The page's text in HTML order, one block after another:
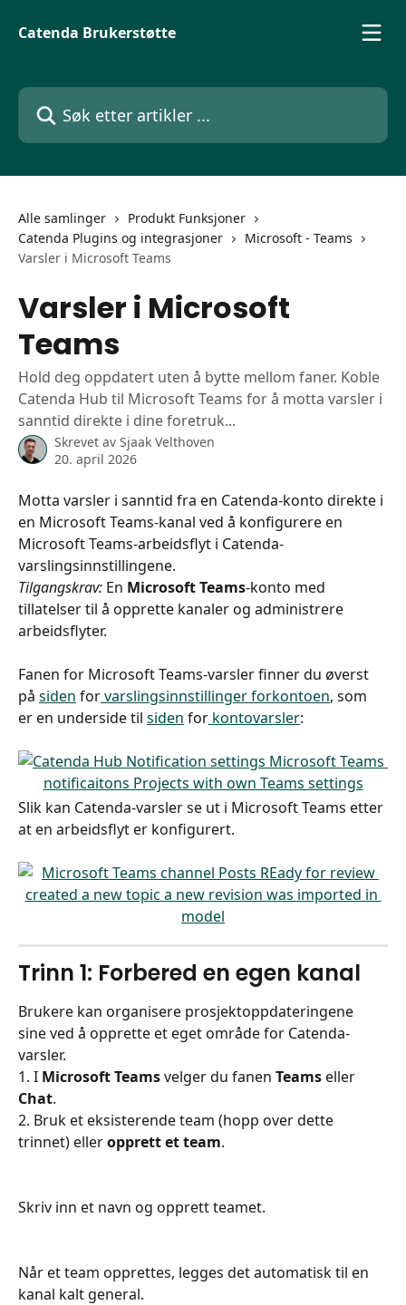
Catenda Brukerstøtte
Søk etter artikler ...
Alle samlinger
Produkt Funksjoner
Catenda Plugins og integrasjoner
Microsoft - Teams
Varsler i Microsoft Teams
Varsler i Microsoft
Teams
Hold deg oppdatert uten å bytte mellom faner. Koble
Catenda Hub til Microsoft Teams for å motta varsler i
sanntid direkte i dine foretruk...
Skrevet av Sjaak Velthoven
20. april 2026
Motta varsler i sanntid fra en Catenda-konto direkte i
en Microsoft Teams-kanal ved å konfigurere en
Microsoft Teams-arbeidsflyt i Catenda-
varslingsinnstillingene.
Tilgangskrav: En Microsoft Teams-konto med
tillatelser til å opprette kanaler og administrere
arbeidsflyter.
Fanen for Microsoft Teams-varsler finner du øverst
på siden for varslingsinnstillinger forkontoen, som
er en underside til siden for kontovarsler:
Slik kan Catenda-varsler se ut i Microsoft Teams etter
at en arbeidsflyt er konfigurert.
Trinn 1: Forbered en egen kanal
Brukere kan organisere prosjektoppdateringene
sine ved å opprette et eget område for Catenda-
varsler.
1. I Microsoft Teams velger du fanen Teams eller
Chat.
2. Bruk et eksisterende team (hopp over dette
trinnet) eller opprett et team.
Skriv inn et navn og opprett teamet.
Når et team opprettes, legges det automatisk til en
kanal kalt general.